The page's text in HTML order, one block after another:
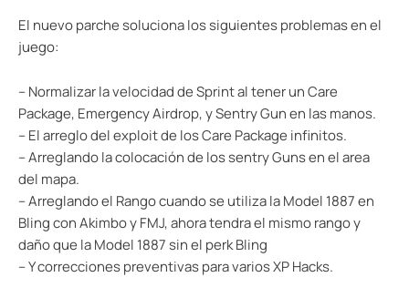
El nuevo parche soluciona los siguientes problemas en el
juego:
– Normalizar la velocidad de Sprint al tener un Care
Package, Emergency Airdrop, y Sentry Gun en las manos.
– El arreglo del exploit de los Care Package infinitos.
– Arreglando la colocación de los sentry Guns en el area
del mapa.
– Arreglando el Rango cuando se utiliza la Model 1887 en
Bling con Akimbo y FMJ, ahora tendra el mismo rango y
daño que la Model 1887 sin el perk Bling
– Y correcciones preventivas para varios XP Hacks.